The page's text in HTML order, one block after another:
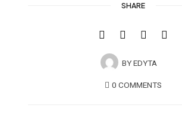
SHARE
BYEDYTA
0 COMMENTS